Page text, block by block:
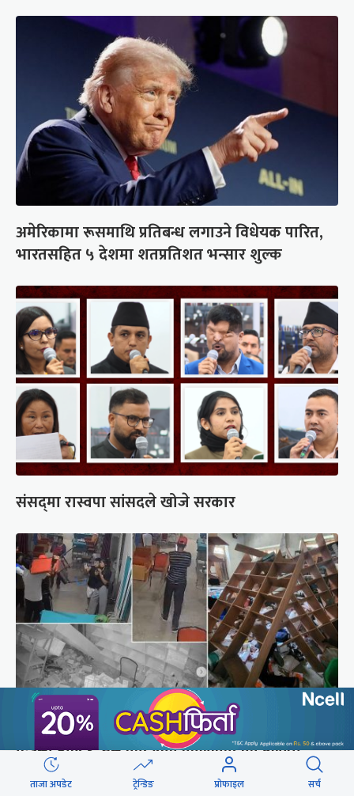
अमेरिकामा रूसमाथि प्रतिबन्ध लगाउने विधेयक पारित,
भारतसहित ५ देशमा शतप्रतिशत भन्सार शुल्क
संसद्‍मा रास्वपा सांसदले खोजे सरकार
दिउँसो डाक्टर, नर्स कुटिएको कालीकोटको पलाँता
अस्पतालमा राति फेरि आक्रमण
ताजा अपडेट ट्रेन्डिङ प्रोफाइल सर्च